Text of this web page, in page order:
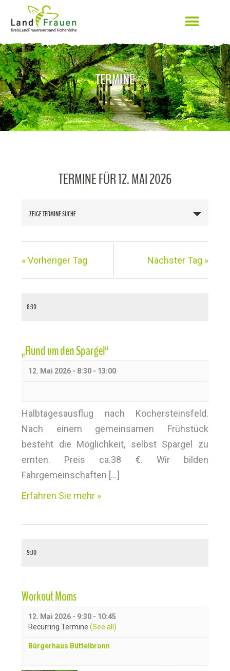
TERMINE
TERMINE FÜR 12. MAI 2026
m
S
h
e
u
n
n
i
ZEIGE TERMINE SUCHE
«Vorheriger Tag Nächster Tag »
8:30
„Rund um den Spargel“
12. Mai 2026 - 8:30 - 13:00
Halbtagesausflug nach Kochersteinsfeld.
Nach einem gemeinsamen Frühstück
besteht die Möglichkeit, selbst Spargel zu
ernten. Preis ca.38 €. Wir bilden
Fahrgemeinschaften […]
Erfahren Sie mehr »
9:30
Workout Moms
12. Mai 2026 - 9:30 - 10:45
Recurring Termine(See all)
Bürgerhaus Büttelbronn